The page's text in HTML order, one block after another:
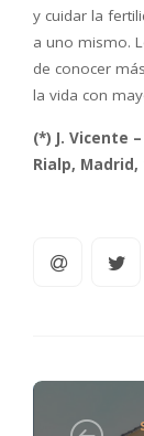
y cuidar la
a uno mismo.
de conocer
la vida con
(*) J. Vicente
Rialp, Madrid,